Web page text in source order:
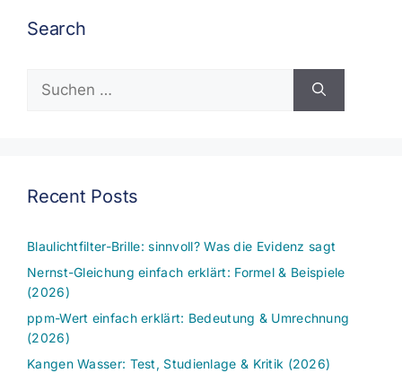
Search
nach:
Recent Posts
Blaulichtfilter-Brille: sinnvoll? Was die Evidenz sagt
Nernst-Gleichung einfach erklärt: Formel & Beispiele
(2026)
ppm-Wert einfach erklärt: Bedeutung & Umrechnung
(2026)
Kangen Wasser: Test, Studienlage & Kritik (2026)